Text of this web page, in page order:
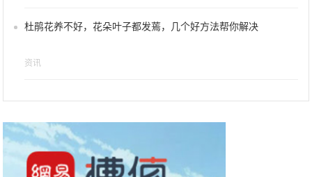
杜鹃花养不好，花朵叶子都发蔫，几个好方法帮你解决
资讯